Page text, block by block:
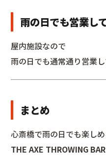
雨の日でも営業し
屋内施設なので
雨の日でも通常通り営業し
まとめ
心斎橋で雨の日でも楽し
THE AXE THROWING